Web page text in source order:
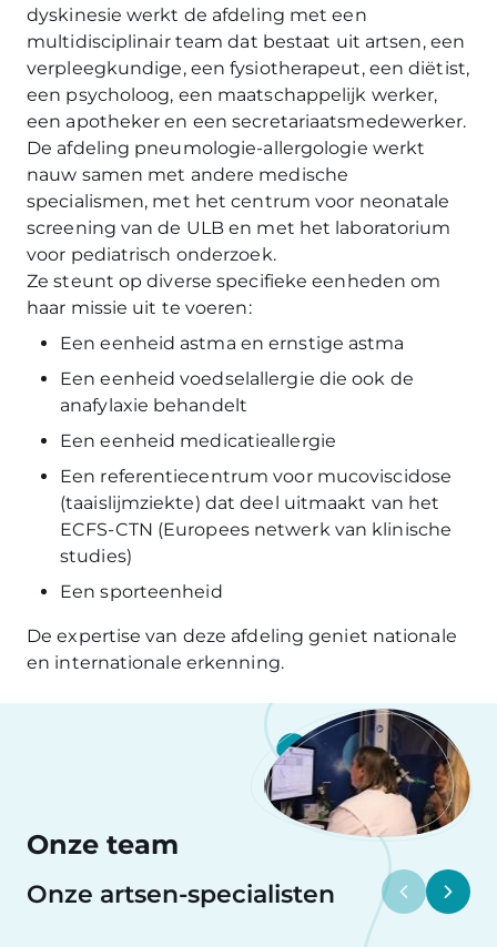
dyskinesie werkt de afdeling met een
multidisciplinair team dat bestaat uit artsen, een
verpleegkundige, een fysiotherapeut, een diëtist,
een psycholoog, een maatschappelijk werker,
een apotheker en een secretariaatsmedewerker.
De afdeling pneumologie-allergologie werkt
nauw samen met andere medische
specialismen, met het centrum voor neonatale
screening van de ULB en met het laboratorium
voor pediatrisch onderzoek.
Ze steunt op diverse specifieke eenheden om
haar missie uit te voeren:
Een eenheid astma en ernstige astma
Een eenheid voedselallergie die ook de
anafylaxie behandelt
Een eenheid medicatieallergie
Een referentiecentrum voor mucoviscidose
(taaislijmziekte) dat deel uitmaakt van het
ECFS-CTN (Europees netwerk van klinische
studies)
Een sporteenheid
De expertise van deze afdeling geniet nationale
en internationale erkenning.
Onze team
Onze artsen-specialisten